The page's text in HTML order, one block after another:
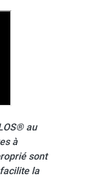
au
à
sont
la